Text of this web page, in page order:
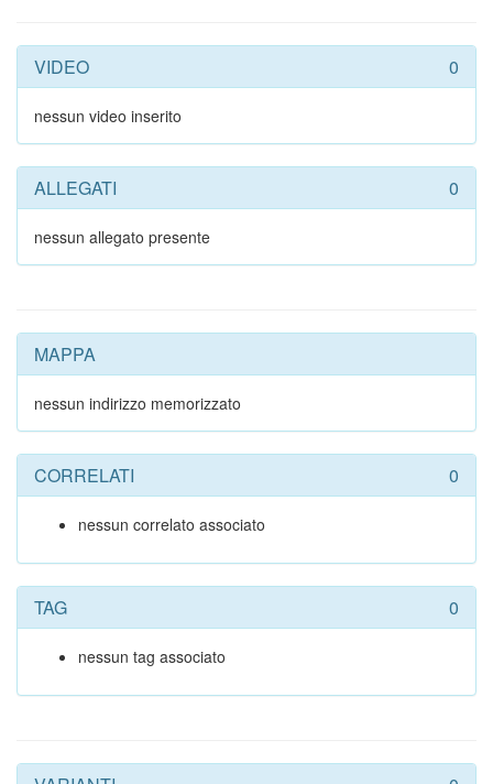
VIDEO 0
nessun video inserito
ALLEGATI 0
nessun allegato presente
MAPPA
nessun indirizzo memorizzato
CORRELATI 0
nessun correlato associato
TAG 0
nessun tag associato